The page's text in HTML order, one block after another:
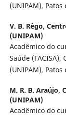
(UNIPAM),
V. B. Rêgo,
(UNIPAM)
Acadêmico do
Saúde
(UNIPAM),
M. R. B. Araújo,
(UNIPAM)
Acadêmico do